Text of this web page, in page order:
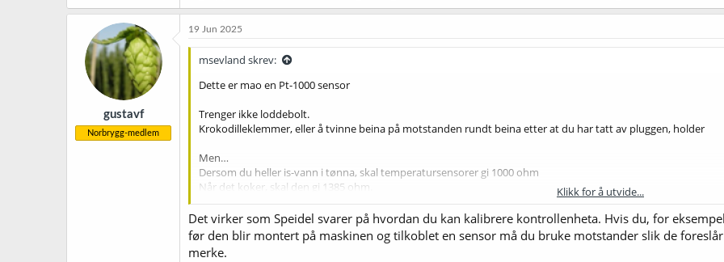
gustavf
Norbrygg-medlem
19 Jun 2025
msevland skrev:
Dette er mao en Pt-1000 sensor
Trenger ikke loddebolt.
Krokodilleklemmer, eller å tvinne beina på motstanden rundt beina etter at du har tatt av pluggen, holder
Men…
Dersom du heller is-vann i tønna, skal temperatursensorer gi 1000 ohm
Når det koker, skal den gi 1385 ohm.
Skjønner ikke hvorfor man skal anskaffe elektronikk for å gjenskape 0 ℃ og 100 ℃
Klikk for å utvide...
Det virker som Speidel svarer på hvordan du kan kalibrere kontrollenheta. Hvis du, for
før den blir montert på maskinen og tilkoblet en sensor må du bruke motstander slik de
merke.